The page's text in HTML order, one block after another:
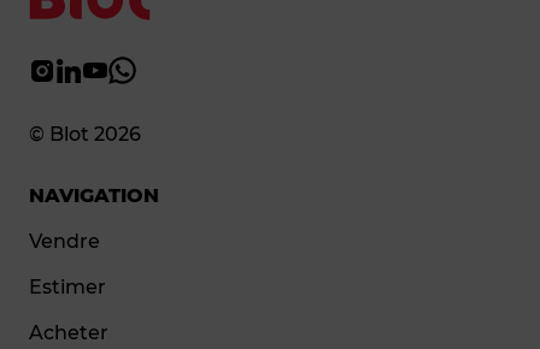
© Blot 2026
NAVIGATION
Vendre
Estimer
Acheter